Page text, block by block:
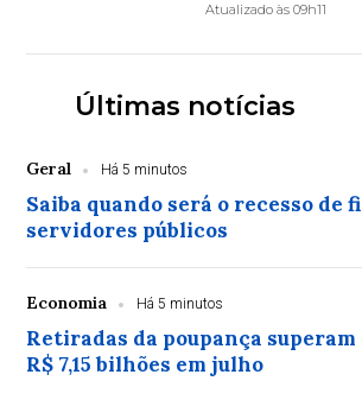
Atualizado às 09h11
Últimas notícias
Geral Há 5 minutos
Saiba quando será o recesso de
servidores públicos
Economia Há 5 minutos
Retiradas da poupança
R$ 7,15 bilhões em julho